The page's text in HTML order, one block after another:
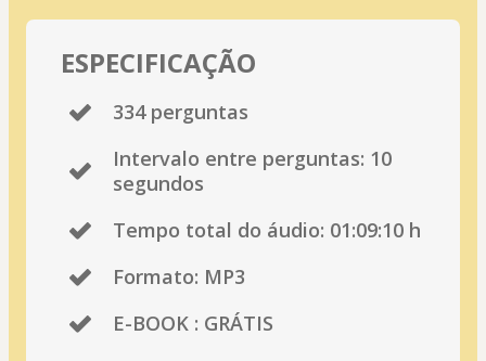
ESPECIFICAÇÃO
334 perguntas
Intervalo entre perguntas: 10
segundos
Tempo total do áudio: 01:09:10 h
Formato: MP3
E-BOOK : GRÁTIS